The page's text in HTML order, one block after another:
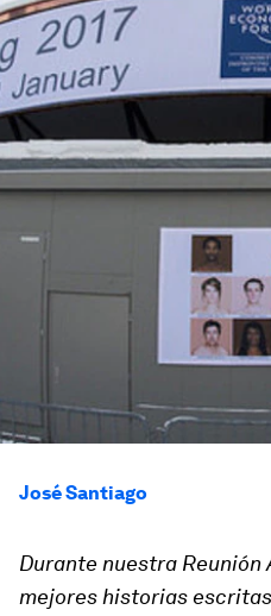
José Santiago
Durante nuestra
mejores historias